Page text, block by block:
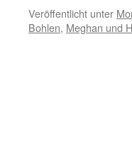
Veröffentlicht unter
Bohlen, Meghan und